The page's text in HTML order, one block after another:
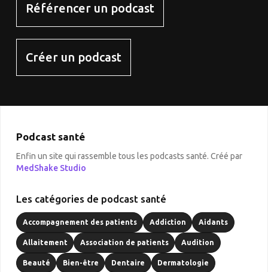
Référencer un podcast
Créer un podcast
Podcast santé
Enfin un site qui rassemble tous les podcasts santé. Créé par
MedShake Studio
Les catégories de podcast santé
Accompagnement des patients Addiction Aidants
Allaitement Association de patients Audition
Beauté Bien-être Dentaire Dermatologie